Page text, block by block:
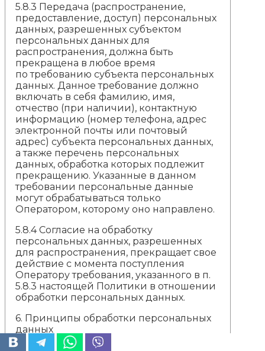
5.8.3 Передача (распространение,
предоставление, доступ) персональных
данных, разрешенных субъектом
персональных данных для
распространения, должна быть
прекращена в любое время
по требованию субъекта персональных
данных. Данное требование должно
включать в себя фамилию, имя,
отчество (при наличии), контактную
информацию (номер телефона, адрес
электронной почты или почтовый
адрес) субъекта персональных данных,
а также перечень персональных
данных, обработка которых подлежит
прекращению. Указанные в данном
требовании персональные данные
могут обрабатываться только
Оператором, которому оно направлено.
5.8.4 Согласие на обработку
персональных данных, разрешенных
для распространения, прекращает свое
действие с момента поступления
Оператору требования, указанного в п.
5.8.3 настоящей Политики в отношении
обработки персональных данных.
6. Принципы обработки персональных
данных